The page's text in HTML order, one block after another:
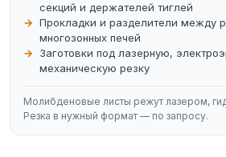
секций и держателей тиглей
Прокладки и разделители между
многозонных печей
Заготовки под лазерную,
механическую резку
Молибденовые листы режут лазером,
Резка в нужный формат — по запросу.